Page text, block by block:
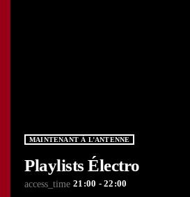
MAINTENANT À L’ANTENNE
Playlists Électro
access_time 21:00 - 22:00